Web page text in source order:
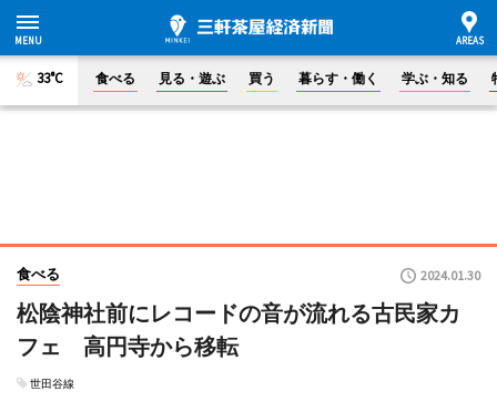
33°C 食べる 見る・遊ぶ 買う 暮らす・働く 学ぶ・知る
食べる 2024.01.30
松陰神社前にレコードの音が流れる古民家カ
フェ 高円寺から移転
世田谷線